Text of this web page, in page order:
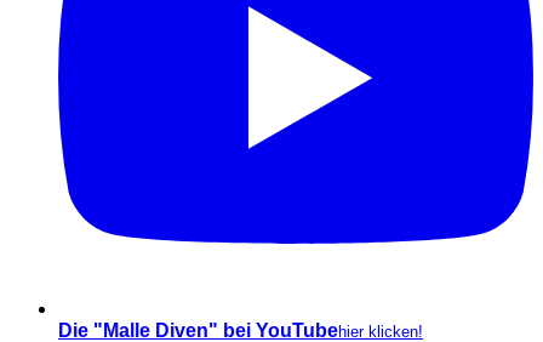
Die "Malle Diven" bei YouTubehier klicken!